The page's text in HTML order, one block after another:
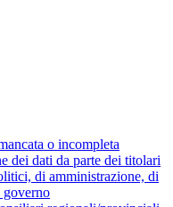
o incompleta
dei dati da parte dei titolari
di amministrazione, di
governo